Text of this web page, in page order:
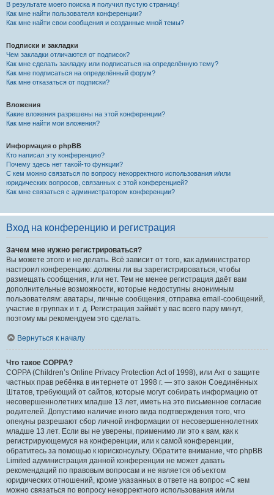
В результате моего поиска я получил пустую страницу!
Как мне найти пользователя конференции?
Как мне найти свои сообщения и созданные мной темы?
Подписки и закладки
Чем закладки отличаются от подписок?
Как мне сделать закладку или подписаться на определённую тему?
Как мне подписаться на определённый форум?
Как мне отказаться от подписки?
Вложения
Какие вложения разрешены на этой конференции?
Как мне найти мои вложения?
Информация о phpBB
Кто написал эту конференцию?
Почему здесь нет такой-то функции?
С кем можно связаться по вопросу некорректного использования и/или
юридических вопросов, связанных с этой конференцией?
Как мне связаться с администратором конференции?
Вход на конференцию и регистрация
Зачем мне нужно регистрироваться?
Вы можете этого и не делать. Всё зависит от того, как администратор
настроил конференцию: должны ли вы зарегистрироваться, чтобы
размещать сообщения, или нет. Тем не менее регистрация даёт вам
дополнительные возможности, которые недоступны анонимным
пользователям: аватары, личные сообщения, отправка email-сообщений,
участие в группах и т. д. Регистрация займёт у вас всего пару минут,
поэтому мы рекомендуем это сделать.
Вернуться к началу
Что такое COPPA?
COPPA (Children’s Online Privacy Protection Act of 1998), или Акт о защите
частных прав ребёнка в интернете от 1998 г. — это закон Соединённых
Штатов, требующий от сайтов, которые могут собирать информацию от
несовершеннолетних младше 13 лет, иметь на это письменное согласие
родителей. Допустимо наличие иного вида подтверждения того, что
опекуны разрешают сбор личной информации от несовершеннолетних
младше 13 лет. Если вы не уверены, применимо ли это к вам, как к
регистрирующемуся на конференции, или к самой конференции,
обратитесь за помощью к юрисконсульту. Обратите внимание, что phpBB
Limited администрация данной конференции не может давать
рекомендаций по правовым вопросам и не является объектом
юридических отношений, кроме указанных в ответе на вопрос «С кем
можно связаться по вопросу некорректного использования и/или